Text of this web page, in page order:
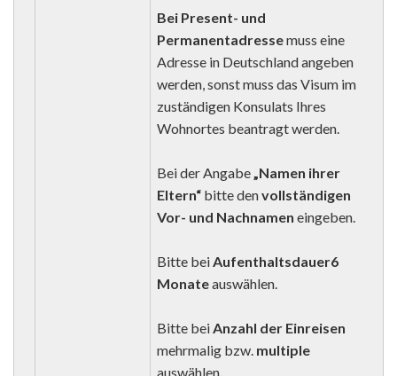
Bei Present- und
Permanentadressemuss eine
Adresse in Deutschland angeben
werden, sonst muss das Visum im
zuständigen Konsulats Ihres
Wohnortes beantragt werden.
Bei der Angabe„Namen ihrer
Eltern“ bitte denvollständigen
Vor- und Nachnamen eingeben.
Bitte beiAufenthaltsdauer6
Monateauswählen.
Bitte beiAnzahl der Einreisen
mehrmalig bzw. multiple
auswählen.